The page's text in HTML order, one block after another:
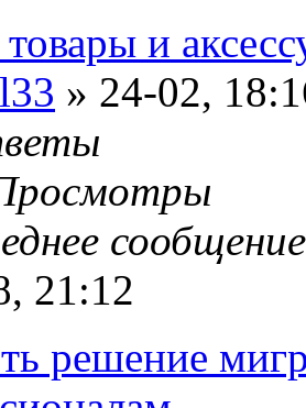
и
» 24-02,
21:12
решение